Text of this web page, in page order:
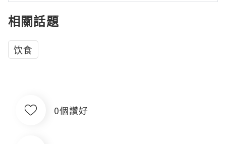
相關話題
饮食
0個讚好